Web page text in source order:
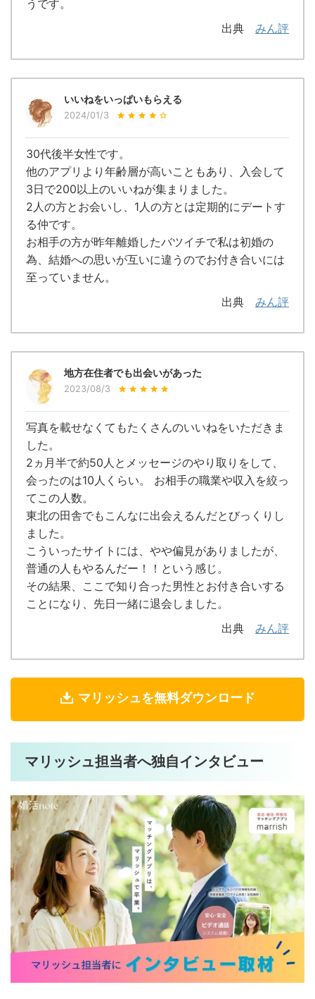
うです。
出典 みん評
いいねをいっぱいもらえる
2024/01/3
30代後半女性です。
他のアプリより年齢層が高いこともあり、入会して
3日で200以上のいいねが集まりました。
2人の方とお会いし、1人の方とは定期的にデートす
る仲です。
お相手の方が昨年離婚したバツイチで私は初婚の
為、結婚への思いが互いに違うのでお付き合いには
至っていません。
出典 みん評
地方在住者でも出会いがあった
2023/08/3
写真を載せなくてもたくさんのいいねをいただきま
した。
2ヵ月半で約50人とメッセージのやり取りをして、
会ったのは10人くらい。 お相手の職業や収入を絞っ
てこの人数。
東北の田舎でもこんなに出会えるんだとびっくりし
ました。
こういったサイトには、やや偏見がありましたが、
普通の人もやるんだー！！という感じ。
その結果、ここで知り合った男性とお付き合いする
ことになり、先日一緒に退会しました。
出典 みん評
マリッシュを無料ダウンロード
マリッシュ担当者へ独自インタビュー